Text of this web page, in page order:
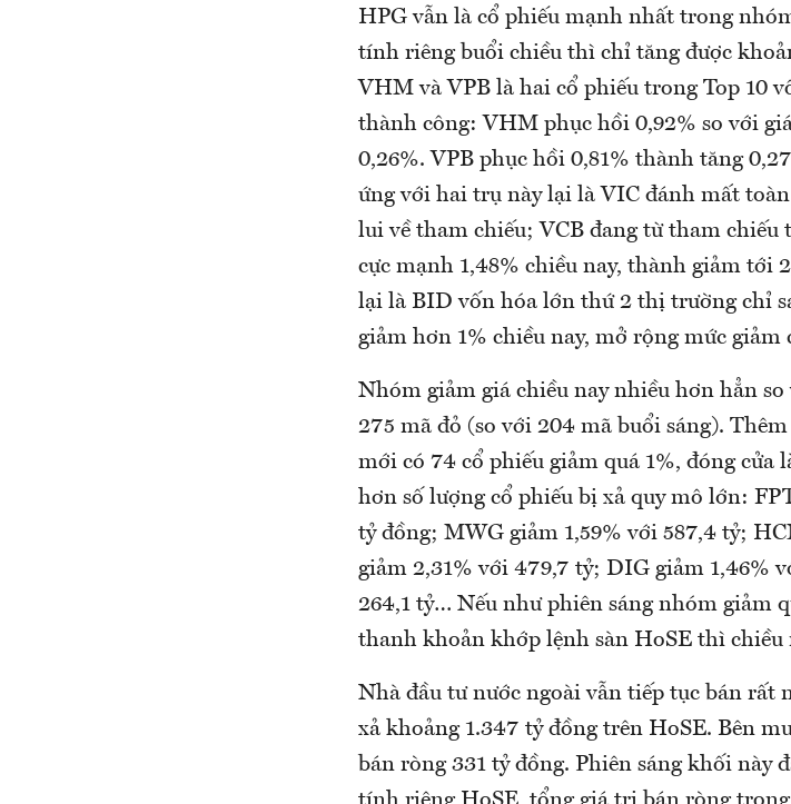
HPG vẫn là cổ phiếu mạnh nhất trong
tính riêng buổi chiều thì chỉ tăng được
VHM và VPB là hai cổ phiếu trong Top 10
thành công: VHM phục hồi 0,92% so với
0,26%. VPB phục hồi 0,81% thành tăng
ứng với hai trụ này lại là VIC đánh mất
lui về tham chiếu; VCB đang từ tham
cực mạnh 1,48% chiều nay, thành giảm tới
lại là BID vốn hóa lớn thứ 2 thị trường chỉ
giảm hơn 1% chiều nay, mở rộng mức giảm
Nhóm giảm giá chiều nay nhiều hơn hẳn
275 mã đỏ (so với 204 mã buổi sáng).
mới có 74 cổ phiếu giảm quá 1%, đóng cửa
hơn số lượng cổ phiếu bị xả quy mô lớn:
tỷ đồng; MWG giảm 1,59% với 587,4 tỷ;
giảm 2,31% với 479,7 tỷ; DIG giảm 1,46%
264,1 tỷ… Nếu như phiên sáng nhóm giảm
thanh khoản khớp lệnh sàn HoSE thì chiều
Nhà đầu tư nước ngoài vẫn tiếp tục bán rất
xả khoảng 1.347 tỷ đồng trên HoSE. Bên
bán ròng 331 tỷ đồng. Phiên sáng khối này